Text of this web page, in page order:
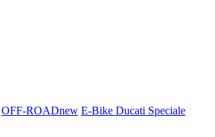
OFF-ROADnew E-Bike Ducati Speciale